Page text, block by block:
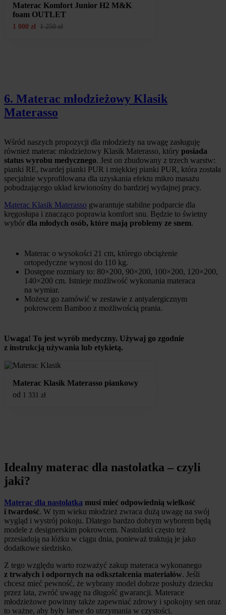
Materac Komfort Junior H2 M&K
foam OUTLET
1 000 zł 1 250zł
6. Materac młodzieżowy Klasik
Materasso
Wśród naszych propozycji dla młodzieży na uwagę zasługuję
również materac młodzieżowy Klasik Materasso, który posiada
status wyrobu medycznego. Jest on zbudowany z trzech warstw:
pianki RE, twardej pianki PUR i miękkiej pianki PUR, która została
specjalnie wyprofilowana dla uzyskania efektu mikro masażu
pobudzającego układ krwionośny do bardziej wydajnej pracy.
Materac Klasik Materasso gwarantuje stabilne podparcie dla
kręgosłupa i znacząco poprawia komfort snu. Będzie to świetny
wybór dla młodych osób, które mają problemy ze snem.
Materac o wysokości 21 cm, którego obciążenie
ortopedyczne wynosi do 110 kg.
Dostępne rozmiary to: 80×200, 90×200, 100×200, 120×200,
140×200 cm. Istnieje możliwość wykonania materaca
na wymiar.
Możesz go zamówić w zestawie z antyalergicznym
pokrowcem Bamboo z możliwością prania.
Uwaga! To jest wyrób medyczny. Używaj go zgodnie
z instrukcją używania lub etykietą.
Materac Klasik Materasso piankowy
od 1 331 zł
Idealny materac dla nastolatka – czyli
jaki?
Materac dla nastolatka musi mieć odpowiednią wielkość
i twardość. W tym wieku młodzież zwraca dużą uwagę na swój
wygląd i wystrój pokoju. Dlatego bardzo dobrym wyborem będą
modele z designerskim pokrowcem. Nastolatki często też
przesiadują na łóżku w ciągu dnia, ponieważ traktują je jako
dodatkowe siedzisko.
Z tego względu warto rozważyć zakup materaca wykonanego
z trwałych i odpornych na odkształcenia materiałów. Jeśli
chcesz mieć pewność, że wybrany model dobrze posłuży dziecku
przez lata, zwróć uwagę na długość gwarancji. Materace
młodzieżowe powinny także zapewniać zdrowy i spokojny sen oraz
to ważne, aby były łatwe do utrzymania w czystości.